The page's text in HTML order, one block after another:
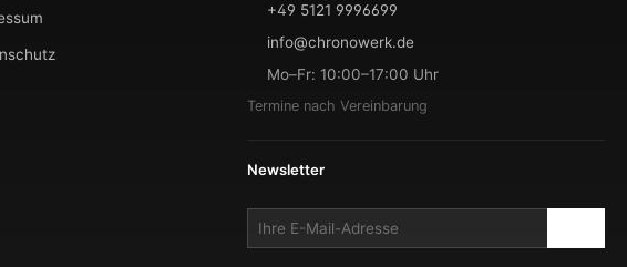
+49 5121 9996699
info@chronowerk.de
Mo–Fr: 10:00–17:00 Uhr
Termine nach Vereinbarung
Newsletter